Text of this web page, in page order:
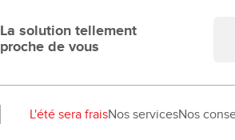
La solution tellement
proche de vous
L'été sera fraisNos servicesNos